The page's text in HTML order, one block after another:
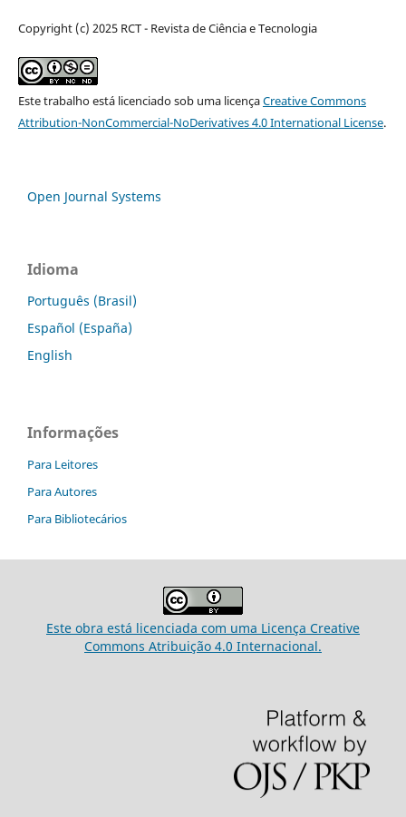
Copyright (c) 2025 RCT - Revista de Ciência e Tecnologia
Este trabalho está licenciado sob uma licençaCreative Commons
Attribution-NonCommercial-NoDerivatives 4.0 International License.
Open Journal Systems
Idioma
Português (Brasil)
Español (España)
English
Informações
Para Leitores
Para Autores
Para Bibliotecários
Este obra está licenciada com uma Licença Creative
Commons Atribuição 4.0 Internacional.